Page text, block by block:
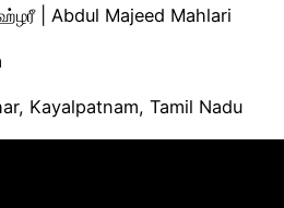
| Abdul Majeed Mahlari
Kayalpatnam, Tamil Nadu